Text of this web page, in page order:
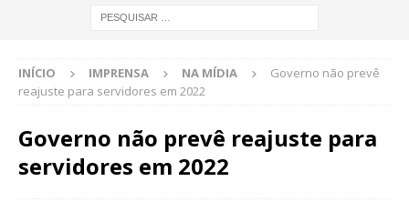
INÍCIO IMPRENSA NA MÍDIA
Governo não prevê
reajuste para servidores em 2022
Governo não prevê reajuste para
servidores em 2022